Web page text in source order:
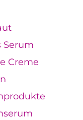
Serum
Creme